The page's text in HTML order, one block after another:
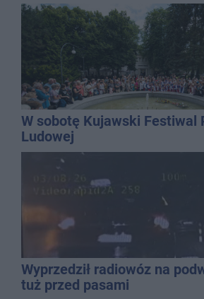
W sobotę Kujawski Festiwal
Ludowej
Wyprzedził radiowóz na
tuż przed pasami